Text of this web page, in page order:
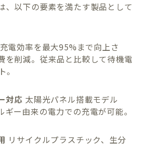
、以下の要素を満たす製品として
充電効率を最大95%まで向上さ
を削減。従来品と比較して待機電
対応 太陽光パネル搭載モデル
ー由来の電力での充電が可能。
リサイクルプラスチック、生分